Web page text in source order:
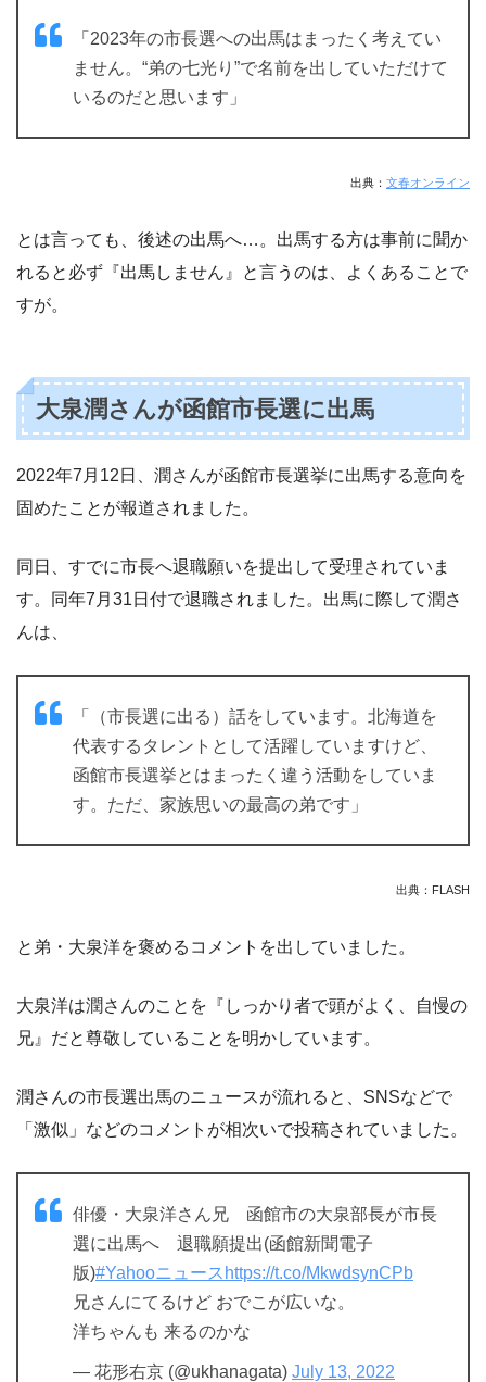
「2023年の市長選への出馬はまったく考えてい
ません。“弟の七光り”で名前を出していただけて
いるのだと思います」
出典： 文春オンライン
とは言っても、後述の出馬へ…。出馬する方は事前に聞か
れると必ず『出馬しません』と言うのは、よくあることで
すが。
大泉潤さんが函館市長選に出馬
2022年7月12日、潤さんが函館市長選挙に出馬する意向を
固めたことが報道されました。
同日、すでに市長へ退職願いを提出して受理されていま
す。同年7月31日付で退職されました。出馬に際して潤さ
んは、
「（市長選に出る）話をしています。北海道を
代表するタレントとして活躍していますけど、
函館市長選挙とはまったく違う活動をしていま
す。ただ、家族思いの最高の弟です」
出典：FLASH
と弟・大泉洋を褒めるコメントを出していました。
大泉洋は潤さんのことを『しっかり者で頭がよく、自慢の
兄』だと尊敬していることを明かしています。
潤さんの市長選出馬のニュースが流れると、SNSなどで
「激似」などのコメントが相次いで投稿されていました。
俳優・大泉洋さん兄 函館市の大泉部長が市長
選に出馬へ 退職願提出(函館新聞電子
版)#Yahooニュース https://t.co/MkwdsynCPb
兄さんにてるけど おでこが広いな。
洋ちゃんも 来るのかな
— 花形右京 (@ukhanagata) July 13, 2022